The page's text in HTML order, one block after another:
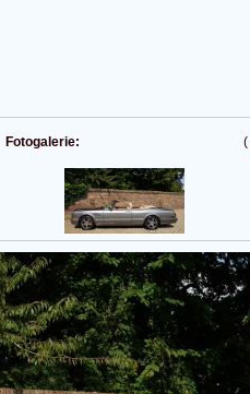
(
Fotogalerie: